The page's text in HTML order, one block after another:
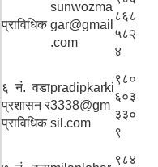
प्राविधिक
sunwozma
gar@gmail
.com
८६८
५८२
४
६ नं. वडा
प्रशासन र
प्राविधिक
pradipkarki
3338@gm
sil.com
९८०
६०३
३३०
९
९८४